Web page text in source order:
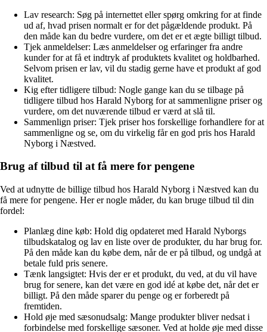
Lav research: Søg på internettet eller spørg omkring for at finde
ud af, hvad prisen normalt er for det pågældende produkt. På
den måde kan du bedre vurdere, om det er et ægte billigt tilbud.
Tjek anmeldelser: Læs anmeldelser og erfaringer fra andre
kunder for at få et indtryk af produktets kvalitet og holdbarhed.
Selvom prisen er lav, vil du stadig gerne have et produkt af god
kvalitet.
Kig efter tidligere tilbud: Nogle gange kan du se tilbage på
tidligere tilbud hos Harald Nyborg for at sammenligne priser og
vurdere, om det nuværende tilbud er værd at slå til.
Sammenlign priser: Tjek priser hos forskellige forhandlere for at
sammenligne og se, om du virkelig får en god pris hos Harald
Nyborg i Næstved.
Brug af tilbud til at få mere for pengene
Ved at udnytte de billige tilbud hos Harald Nyborg i Næstved kan du
få mere for pengene. Her er nogle måder, du kan bruge tilbud til din
fordel:
Planlæg dine køb: Hold dig opdateret med Harald Nyborgs
tilbudskatalog og lav en liste over de produkter, du har brug for.
På den måde kan du købe dem, når de er på tilbud, og undgå at
betale fuld pris senere.
Tænk langsigtet: Hvis der er et produkt, du ved, at du vil have
brug for senere, kan det være en god idé at købe det, når det er
billigt. På den måde sparer du penge og er forberedt på
fremtiden.
Hold øje med sæsonudsalg: Mange produkter bliver nedsat i
forbindelse med forskellige sæsoner. Ved at holde øje med disse